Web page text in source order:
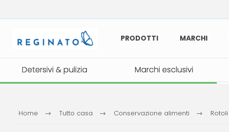
PRODOTTI MARCHI
Detersivi & pulizia Marchi esclusivi
Detersivi & pulizia Marchi esclusivi
Home Tutto casa Conservazione alimenti Rotoli